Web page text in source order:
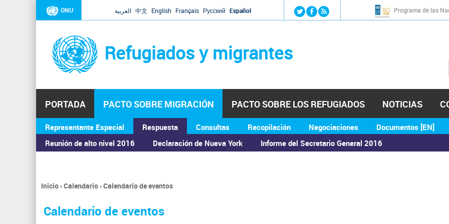
Jump to navigation
ONU العربية 中文 English Français Русский Español Programa de las
Refugiados y migrantes
PORTADA PACTO SOBRE MIGRACIÓN
Representante Especial
Respuesta
Reunión de alto nivel 2016
Declaración de Nueva York Informe del Secretario General 2016
Consultas Recopilación Negociaciones Documentos [EN]
PACTO SOBRE LOS REFUGIADOS NOTICIAS
ASAMBLEA GENERAL
Se
encuentra
usted
Inicio›Calendario›Calendario de eventos
Calendario de eventos